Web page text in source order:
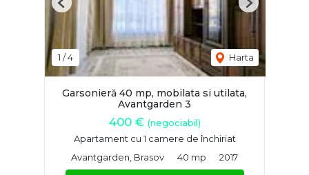
1 /4 Harta
Previous Next
Garsonieră 40 mp, mobilata si utilata,
Avantgarden 3
400 € (negociabil)
Apartament cu 1 camere de închiriat
Avantgarden, Brasov
40 mp 2017